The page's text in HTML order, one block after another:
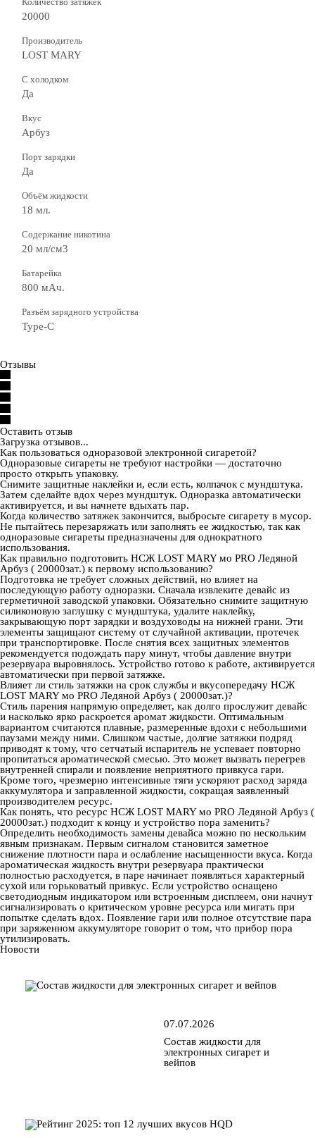
20000
Производитель
LOST MARY
С холодком
Да
Вкус
Арбуз
Порт зарядки
Да
Объём жидкости
18 мл.
Содержание никотина
20 мл/см3
Батарейка
800 мАч.
Разъём зарядного устройства
Type-C
Отзывы
Оставить отзыв
Загрузка отзывов...
Как пользоваться одноразовой электронной сигаретой?
Одноразовые сигареты не требуют настройки — достаточно
просто открыть упаковку.
Снимите защитные наклейки и, если есть, колпачок с мундштука.
Затем сделайте вдох через мундштук. Одноразка автоматически
активируется, и вы начнете вдыхать пар.
Когда количество затяжек закончится, выбросьте сигарету в мусор.
Не пытайтесь перезаряжать или заполнять ее жидкостью, так как
одноразовые сигареты предназначены для однократного
использования.
Как правильно подготовить НСЖ LOST MARY мо PRO Ледяной
Арбуз ( 20000зат.) к первому использованию?
Подготовка не требует сложных действий, но влияет на
последующую работу одноразки. Сначала извлеките девайс из
герметичной заводской упаковки. Обязательно снимите защитную
силиконовую заглушку с мундштука, удалите наклейку,
закрывающую порт зарядки и воздуховоды на нижней грани. Эти
элементы защищают систему от случайной активации, протечек
при транспортировке. После снятия всех защитных элементов
рекомендуется подождать пару минут, чтобы давление внутри
резервуара выровнялось. Устройство готово к работе, активируется
автоматически при первой затяжке.
Влияет ли стиль затяжки на срок службы и вкусопередачу НСЖ
LOST MARY мо PRO Ледяной Арбуз ( 20000зат.)?
Стиль парения напрямую определяет, как долго прослужит девайс
и насколько ярко раскроется аромат жидкости. Оптимальным
вариантом считаются плавные, размеренные вдохи с небольшими
паузами между ними. Слишком частые, долгие затяжки подряд
приводят к тому, что сетчатый испаритель не успевает повторно
пропитаться ароматической смесью. Это может вызвать перегрев
внутренней спирали и появление неприятного привкуса гари.
Кроме того, чрезмерно интенсивные тяги ускоряют расход заряда
аккумулятора и заправленной жидкости, сокращая заявленный
производителем ресурс.
Как понять, что ресурс НСЖ LOST MARY мо PRO Ледяной Арбуз (
20000зат.) подходит к концу и устройство пора заменить?
Определить необходимость замены девайса можно по нескольким
явным признакам. Первым сигналом становится заметное
снижение плотности пара и ослабление насыщенности вкуса. Когда
ароматическая жидкость внутри резервуара практически
полностью расходуется, в паре начинает появляться характерный
сухой или горьковатый привкус. Если устройство оснащено
светодиодным индикатором или встроенным дисплеем, они начнут
сигнализировать о критическом уровне ресурса или мигать при
попытке сделать вдох. Появление гари или полное отсутствие пара
при заряженном аккумуляторе говорит о том, что прибор пора
утилизировать.
Новости
07.07.2026
Состав жидкости для
электронных сигарет и
вейпов